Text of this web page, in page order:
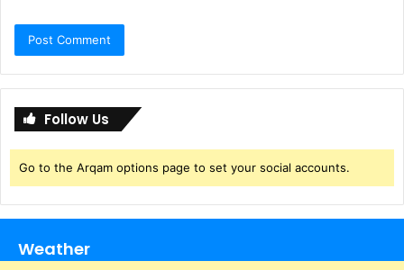
Follow Us
Go to the Arqam options page to set your social accounts.
Weather